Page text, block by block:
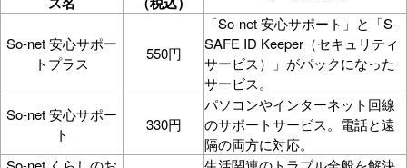
So-net 安心サポー
トプラス
550円
「So-net 安心サポート」と「S-
SAFE ID Keeper（セキュリティ
サービス）」がパックになった
サービス。
So-net 安心サポー
ト
330円
パソコンやインターネット回線
のサポートサービス。電話と遠
隔の両方に対応。